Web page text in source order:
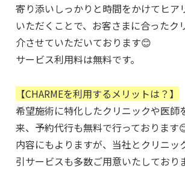
寄り添いしっかりと時間をかけてヒア
いただくことで、お客さまに合ったク
介させていただいております😊
サービス利用料は無料です。
【CHARMEを利用するメリットは？】
希望施術に特化したクリニックや医師
来、予約代行も無料で行っております
内容にもよりますが、当社とクリニッ
引サービスも多数ご用意いたしており